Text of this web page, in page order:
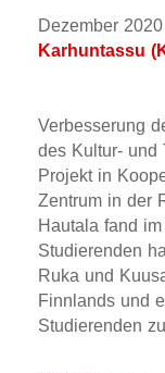
Dezember
Karhuntassu
Verbesserung
des Kultur- und
Projekt in
Zentrum in der
Hautala fand
Studierenden
Ruka und
Finnlands und
Studierenden